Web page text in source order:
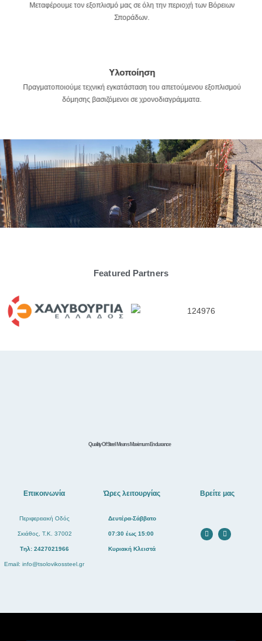
Μεταφέρουμε τον εξοπλισμό μας σε όλη την περιοχή των Βόρειων
Σποράδων.
Υλοποίηση
Πραγματοποιούμε τεχνική εγκατάσταση του απετούμενου εξοπλισμού
δόμησης βασιζόμενοι σε χρονοδιαγράμματα.
Featured Partners
Quality Of Steel Means Maximum Endurance
Επικοινωνία
Περιφερειακή Οδός
Σκιάθος, Τ.Κ. 37002
Tηλ: 2427021966
Email:info@tsolovikossteel.gr
Δευτέρα-Σάββατο
07:30 έως 15:00
Κυριακή Κλειστά
Ώρες λειτουργίας Βρείτε μας